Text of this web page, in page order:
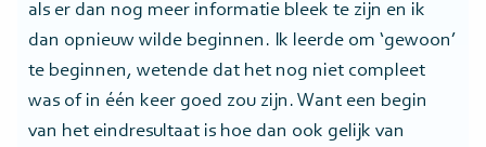
als er dan nog meer informatie bleek te zijn en ik
dan opnieuw wilde beginnen. Ik leerde om ‘gewoon’
te beginnen, wetende dat het nog niet compleet
was of in één keer goed zou zijn. Want een begin
van het eindresultaat is hoe dan ook gelijk van